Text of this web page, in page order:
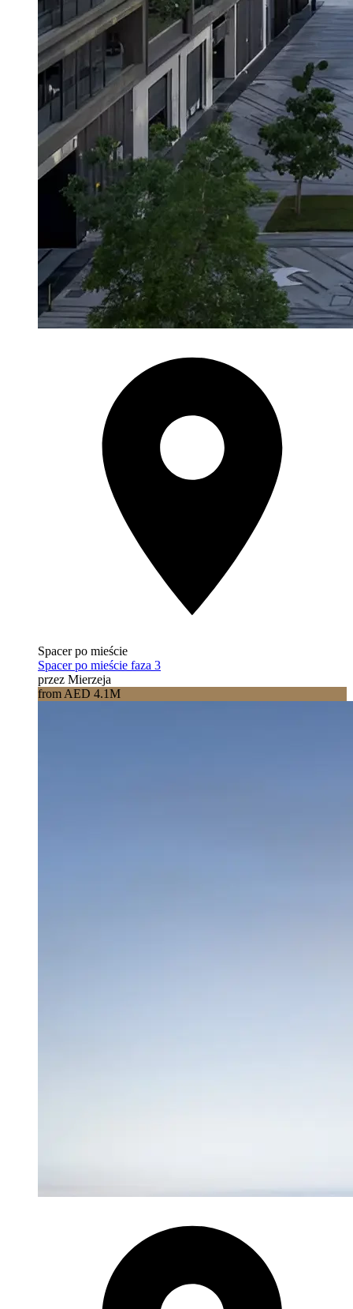
Spacer po mieście
Spacer po mieście faza 3
przez Mierzeja
from AED 4.1M